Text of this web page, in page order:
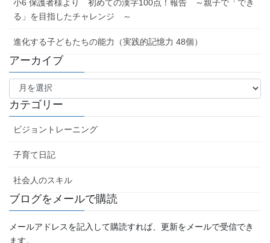
小6 保護者様より 初めての漢字100点！報告 ～親子で「でき
る」を目指したチャレンジ ～
進化する子どもたちの能力（実践的記憶力 48個）
アーカイブ
ア
カ
イ
ブ
カテゴリー
ビジョントレーニング
子育て日記
社会人のスキル
ブログをメールで購読
メールアドレスを記入して購読すれば、更新をメールで受信でき
ます。